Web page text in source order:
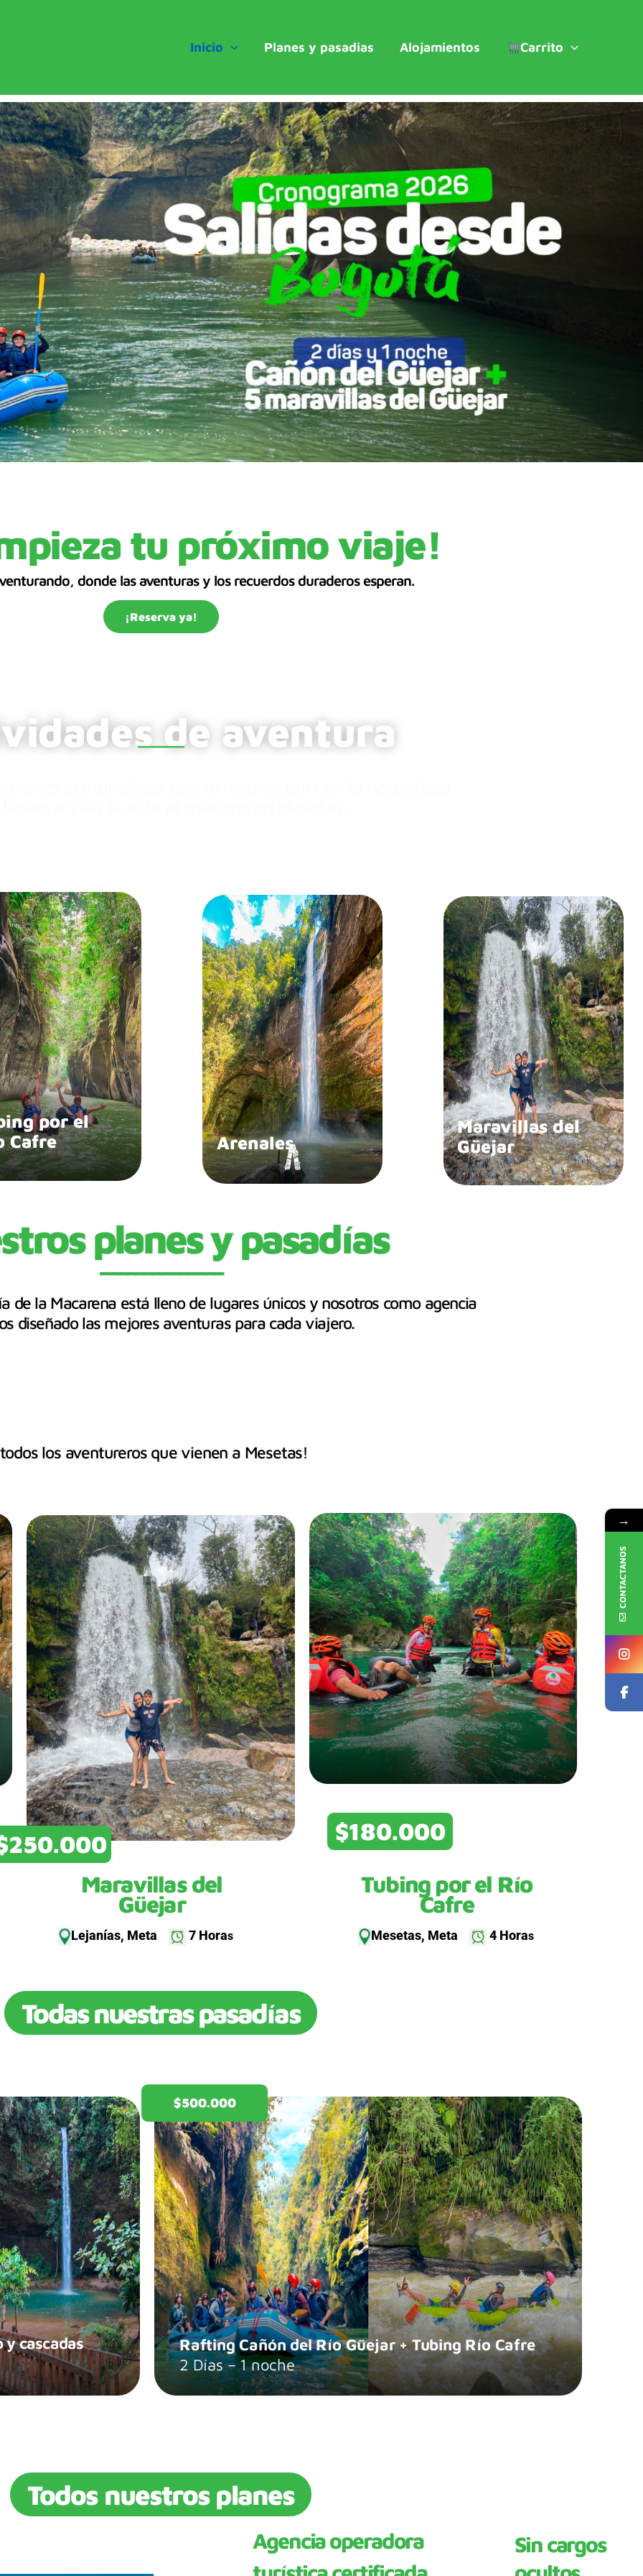
Inicio Planes y pasadias Alojamientos Carrito
tu próximo viaje!
donde las aventuras y los recuerdos duraderos esperan.
¡Reserva ya!
de aventura
____________
por el
Cafre
Arenales
Maravillas del
Güejar
planes y pasadías
______________
de la Macarena está lleno de lugares únicos y nosotros como agencia
diseñado las mejores aventuras para cada viajero.
los aventureros que vienen a Mesetas!
$180.000
Maravillas del
Güejar
Lejanías, Meta 7 Horas
Tubing por el Río
Cafre
Mesetas, Meta 4 Horas
Todas nuestras pasadías
$500.000
y cascadas
Rafting Cañón del Río Güejar + Tubing Río Cafre
2 Días – 1 noche
Todos nuestros planes
Agencia operadora
Sin cargos
→
CONTACTANOS